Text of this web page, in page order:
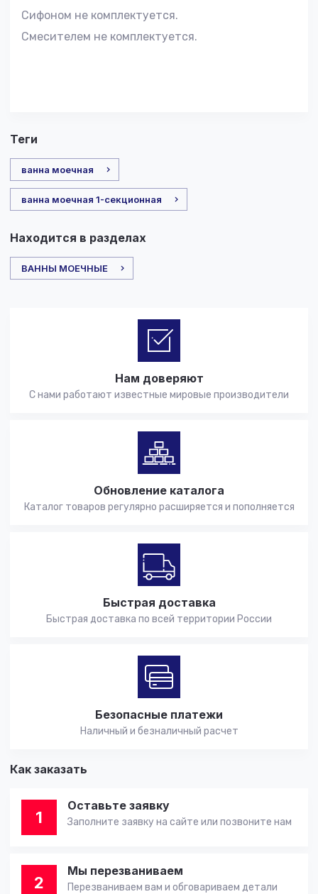
Сифоном не комплектуется.
Смесителем не комплектуется.
теги
ванна моечная
ванна моечная 1-секционная
Находится в разделах
ВАННЫ МОЕЧНЫЕ
Нам доверяют
С нами работают известные мировые производители
Обновление каталога
Каталог товаров регулярно расширяется и пополняется
Быстрая доставка
Быстрая доставка по всей территории России
Безопасные платежи
Наличный и безналичный расчет
Как заказать
1
Оставьте заявку
Заполните заявку на сайте или позвоните нам
2
Мы перезваниваем
Перезваниваем вам и обговариваем детали